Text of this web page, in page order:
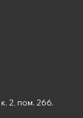
2, пом. 266.